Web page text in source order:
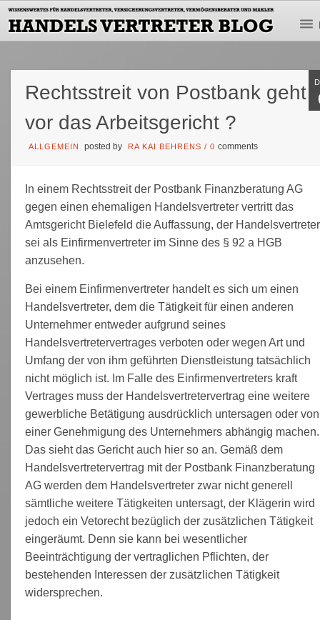
Rechtsstreit von Postbank geht
vor das Arbeitsgericht ?
ALLGEMEIN posted by RA KAI BEHRENS /0comments
In einem Rechtsstreit der Postbank Finanzberatung AG
gegen einen ehemaligen Handelsvertreter vertritt das
Amtsgericht Bielefeld die Auffassung, der Handelsvertreter
sei als Einfirmenvertreter im Sinne des § 92 a HGB
anzusehen.
Bei einem Einfirmenvertreter handelt es sich um einen
Handelsvertreter, dem die Tätigkeit für einen anderen
Unternehmer entweder aufgrund seines
Handelsvertretervertrages verboten oder wegen Art und
Umfang der von ihm geführten Dienstleistung tatsächlich
nicht möglich ist. Im Falle des Einfirmenvertreters kraft
Vertrages muss der Handelsvertretervertrag eine weitere
gewerbliche Betätigung ausdrücklich untersagen oder von
einer Genehmigung des Unternehmers abhängig machen.
Das sieht das Gericht auch hier so an. Gemäß dem
Handelsvertretervertrag mit der Postbank Finanzberatung
AG werden dem Handelsvertreter zwar nicht generell
sämtliche weitere Tätigkeiten untersagt, der Klägerin wird
jedoch ein Vetorecht bezüglich der zusätzlichen Tätigkeit
eingeräumt. Denn sie kann bei wesentlicher
Beeinträchtigung der vertraglichen Pflichten, der
bestehenden Interessen der zusätzlichen Tätigkeit
widersprechen.